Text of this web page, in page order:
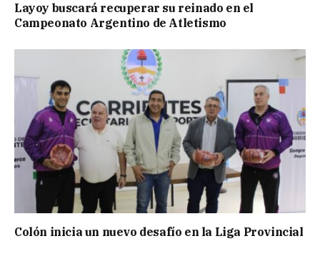
Layoy buscará recuperar su reinado en el
Campeonato Argentino de Atletismo
Colón inicia un nuevo desafío en la Liga Provincial